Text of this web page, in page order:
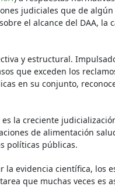
judiciales que de
el alcance del DAA,
y estructural.
que exceden los
en su conjunto,
la creciente
de alimentación
políticas públicas.
evidencia científica, los
que muchas veces es